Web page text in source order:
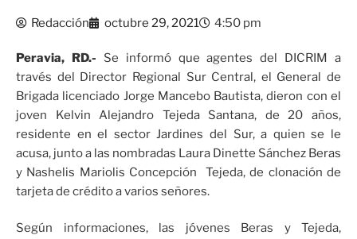
Redacción octubre 29, 2021 4:50 pm
Peravia, RD.- Se informó que agentes del DICRIM a
través del Director Regional Sur Central, el General de
Brigada licenciado Jorge Mancebo Bautista, dieron con el
joven Kelvin Alejandro Tejeda Santana, de 20 años,
residente en el sector Jardines del Sur, a quien se le
acusa, junto a las nombradas Laura Dinette Sánchez Beras
y Nashelis Mariolis Concepción Tejeda, de clonación de
tarjeta de crédito a varios señores.
Según informaciones, las jóvenes Beras y Tejeda,